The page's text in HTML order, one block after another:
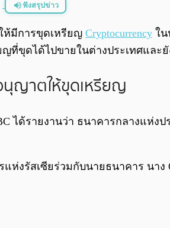
ฟังสรุปข่าว
ห้มีการขุดเหรียญ Cryptocurrency ใน
ที่ขุดได้ไปขายในต่างประเทศและ
นุญาตให้ขุดเหรียญ
ได้รายงานว่า ธนาคารกลางแห่
งรัสเซียร่วมกับนายธนาคาร นาง